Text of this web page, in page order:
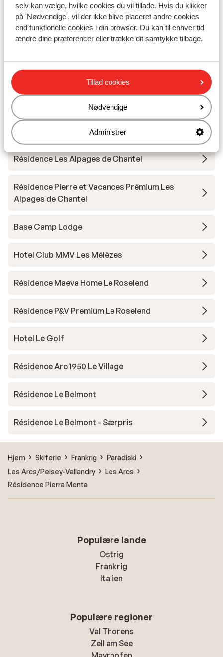
selv kan vælge, hvilke cookies du vil tillade. Hvis du klikker
på 'Nødvendige', vil der ikke blive placeret andre cookies
end funktionelle cookies i din browser. Du kan til enhver tid
ændre dine præferencer eller trække dit samtykke tilbage.
Tillad cookies
Nødvendige
Administrer
Hotel Taj I Mah
Résidence Maeva Home - Arc 1950 Le Village
Appart'hôtel Prestige Odalys Eden
Résidence Les Alpages de Chantel
Résidence Pierre et Vacances Prémium Les
Alpages de Chantel
Base Camp Lodge
Hotel Club MMV Les Mélèzes
Résidence Maeva Home Le Roselend
Résidence P&V Premium Le Roselend
Hotel Le Golf
Résidence Arc 1950 Le Village
Résidence Le Belmont
Résidence Le Belmont - Særpris
Hjem Skiferie Frankrig
Paradiski
Les Arcs/Peisey-Vallandry
Les Arcs
Résidence Pierra Menta
Populære lande
Ostrig
Frankrig
Italien
Populære regioner
Val Thorens
Zell am See
Mayrhofen